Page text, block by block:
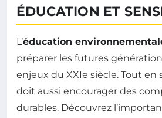
ÉDUCATION ET
L’éducation
préparer les futures
enjeux du XXIe siècle. Tout en
doit aussi encourager des
durables. Découvrez